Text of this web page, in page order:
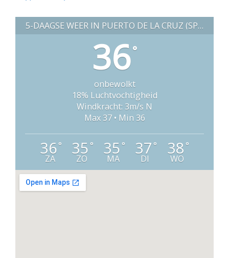
5-DAAGSE WEER IN PUERTO DE LA CRUZ (SPANJE)
36°
onbewolkt
18% Luchtvochtigheid
Windkracht: 3m/s N
Max 37 • Min 36
36°
ZA
35°
ZO
35°
MA
37°
DI
38°
WO